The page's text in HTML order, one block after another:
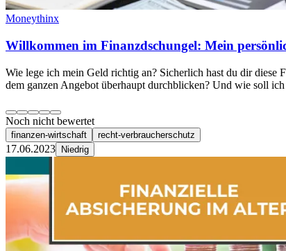
Moneythinx
Willkommen im Finanzdschungel: Mein
Wie lege ich mein Geld richtig an? Sicherlich hast du dir diese
dem ganzen Angebot überhaupt durchblicken? Und wie soll
Noch nicht bewertet
finanzen-wirtschaft recht-verbraucherschutz
17.06.2023 Niedrig